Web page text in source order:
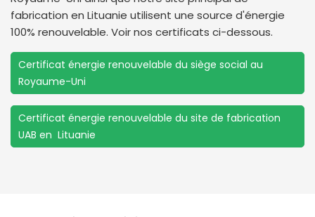
fabrication en Lituanie utilisent une source d'énergie
100% renouvelable. Voir nos certificats ci-dessous.
Certificat énergie renouvelable du siège social au
Royaume-Uni
Certificat énergie renouvelable du site de fabrication
UAB en Lituanie